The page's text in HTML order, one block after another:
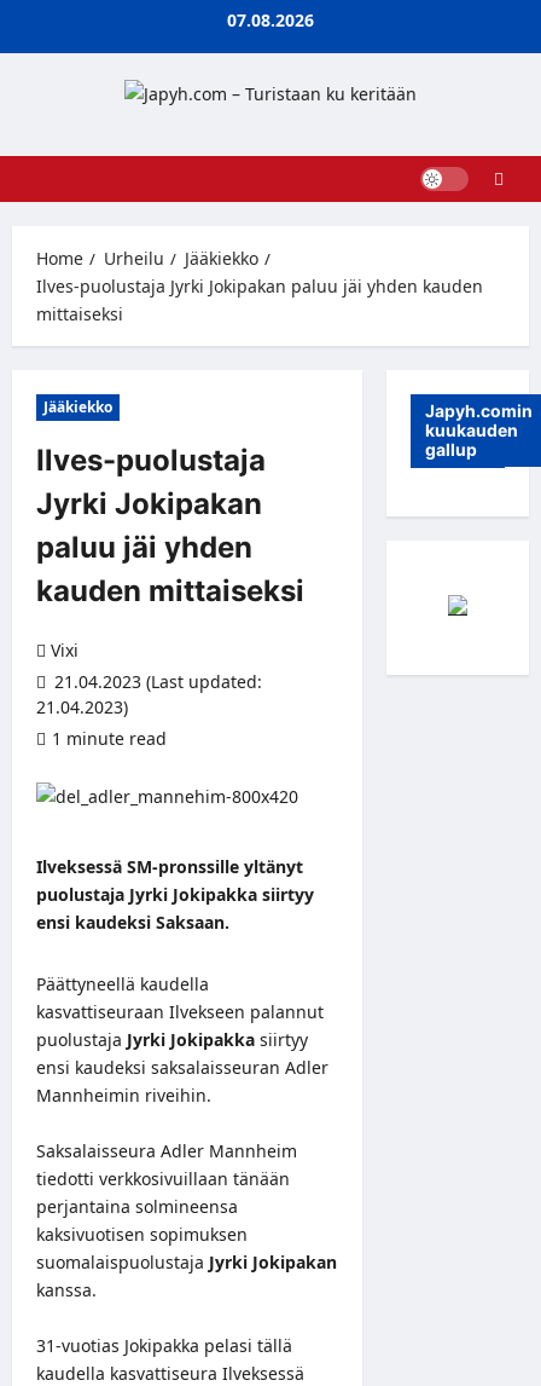
07.08.2026
Home Urheilu
Jääkiekko
Ilves-puolustaja Jyrki Jokipakan paluu jäi yhden kauden
mittaiseksi
Jääkiekko
Ilves-puolustaja
Jyrki Jokipakan
paluu jäi yhden
kauden mittaiseksi
Vixi
21.04.2023 (Last updated:
21.04.2023)
1 minute read
Ilveksessä SM-pronssille yltänyt
puolustaja Jyrki Jokipakka siirtyy
ensi kaudeksi Saksaan.
Päättyneellä kaudella
kasvattiseuraan Ilvekseen palannut
puolustaja Jyrki Jokipakka siirtyy
ensi kaudeksi saksalaisseuran Adler
Mannheimin riveihin.
Saksalaisseura Adler Mannheim
tiedotti verkkosivuillaan tänään
perjantaina solmineensa
kaksivuotisen sopimuksen
suomalaispuolustaja Jyrki Jokipakan
kanssa.
31-vuotias Jokipakka pelasi tällä
kaudella kasvattiseura Ilveksessä
Japyh.comin
kuukauden
gallup